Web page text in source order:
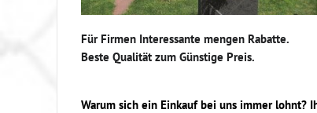
Für Firmen Interessante mengen Rabatte.
Beste Qualität zum Günstige Preis.
Warum sich ein Einkauf bei uns immer lohnt?